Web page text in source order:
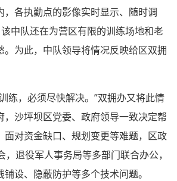
，各执勤点的影像实时显示、随时调
中队还在为营区有限的训练场地和老
。为此，中队领导将情况反映给区双拥
练，必须尽快解决。”双拥办又将此情
，沙坪坝区党委、政府领导一致决定帮
面对资金缺口、规划变更等难题，区政
，退役军人事务局等多部门联合办公，
设、隐蔽防护等多个技术问题。